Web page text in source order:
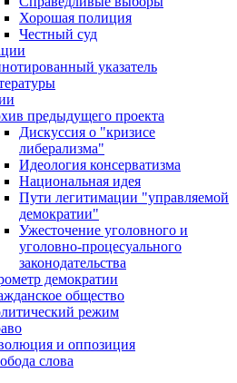
Хорошая полиция
Честный суд
указатель
предыдущего проекта
Дискуссия о "кризисе
либерализма"
Идеология консерватизма
Национальная идея
Пути легитимации "управляемой
демократии"
Ужесточение уголовного и
уголовно-процесуального
законодательства
демократии
общество
режим
и оппозиция
слова